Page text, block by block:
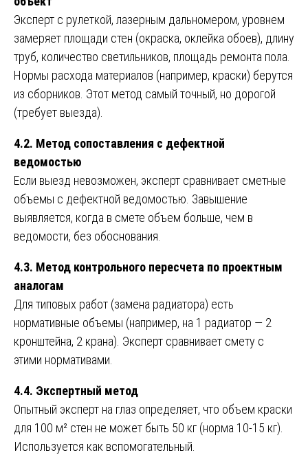
Эксперт с рулеткой, лазерным дальномером, уровнем
замеряет площади стен (окраска, оклейка обоев), длину
труб, количество светильников, площадь ремонта пола.
Нормы расхода материалов (например, краски) берутся
из сборников. Этот метод самый точный, но дорогой
(требует выезда).
4.2. Метод сопоставления с дефектной
ведомостью
Если выезд невозможен, эксперт сравнивает сметные
объемы с дефектной ведомостью. Завышение
выявляется, когда в смете объем больше, чем в
ведомости, без обоснования.
4.3. Метод контрольного пересчета по проектным
аналогам
Для типовых работ (замена радиатора) есть
нормативные объемы (например, на 1 радиатор — 2
кронштейна, 2 крана). Эксперт сравнивает смету с
этими нормативами.
4.4. Экспертный метод
Опытный эксперт на глаз определяет, что объем краски
для 100 м² стен не может быть 50 кг (норма 10-15 кг).
Используется как вспомогательный.